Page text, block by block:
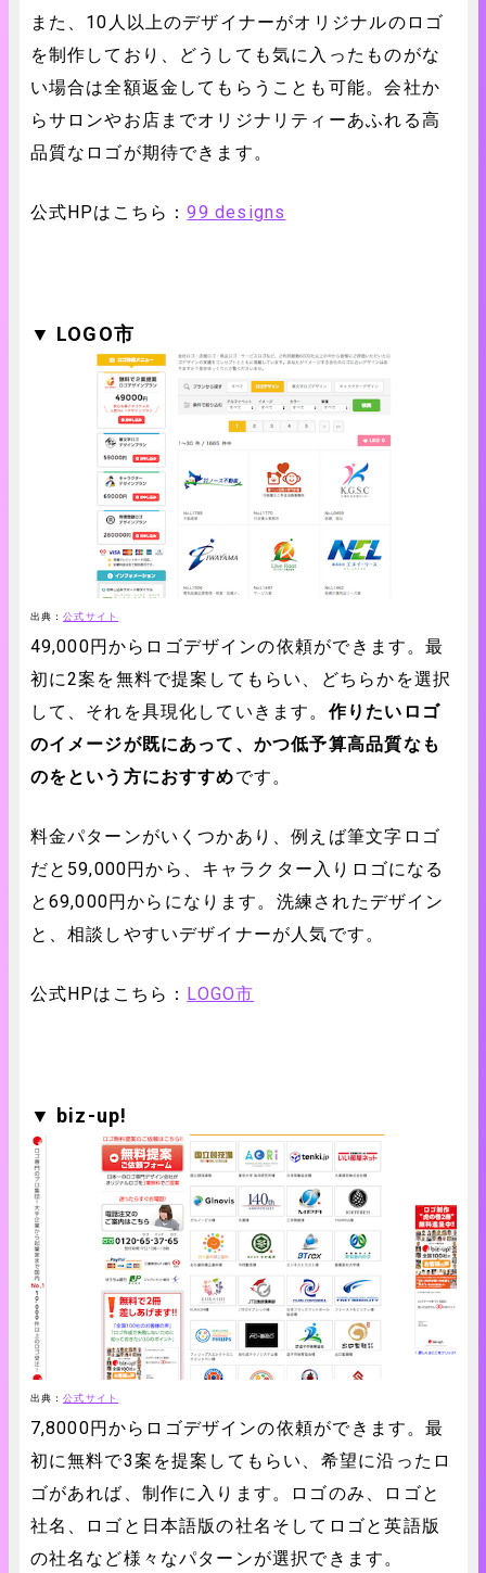
また、10人以上のデザイナーがオリジナルのロゴ
を制作しており、どうしても気に入ったものがな
い場合は全額返金してもらうことも可能。会社か
らサロンやお店までオリジナリティーあふれる高
品質なロゴが期待できます。
公式HPはこちら：99 designs
▼ LOGO市
出典：公式サイト
49,000円からロゴデザインの依頼ができます。最
初に2案を無料で提案してもらい、どちらかを選択
して、それを具現化していきます。 作りたいロゴ
のイメージが既にあって、かつ低予算高品質なも
のをという方におすすめです。
料金パターンがいくつかあり、例えば筆文字ロゴ
だと59,000円から、キャラクター入りロゴになる
と69,000円からになります。洗練されたデザイン
と、相談しやすいデザイナーが人気です。
公式HPはこちら： LOGO市
▼ biz-up!
出典：公式サイト
7,8000円からロゴデザインの依頼ができます。最
初に無料で3案を提案してもらい、希望に沿ったロ
ゴがあれば、制作に入ります。ロゴのみ、ロゴと
社名、ロゴと日本語版の社名そしてロゴと英語版
の社名など様々なパターンが選択できます。